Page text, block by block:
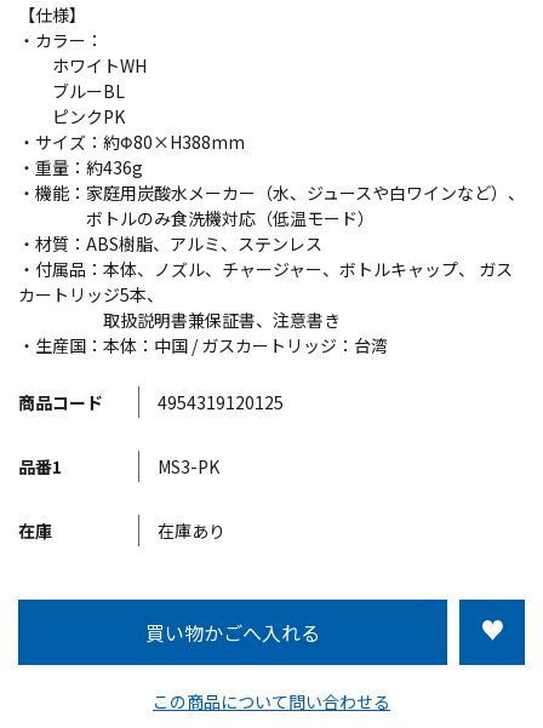
商品コード 4954319120125
品番1 MS3-PK
在庫 在庫あり
この商品について問い合わせる
【仕様】
・カラー：
ホワイトWH
ブルーBL
ピンクPK
・サイズ：約Φ80×H388mm
・重量：約436g
・機能：家庭用炭酸水メーカー（水、ジュースや白ワインなど）、
ボトルのみ食洗機対応（低温モード）
・材質：ABS樹脂、アルミ、ステンレス
・付属品：本体、ノズル、チャージャー、ボトルキャップ、 ガス
カートリッジ5本、
取扱説明書兼保証書、注意書き
・生産国：本体：中国 / ガスカートリッジ：台湾